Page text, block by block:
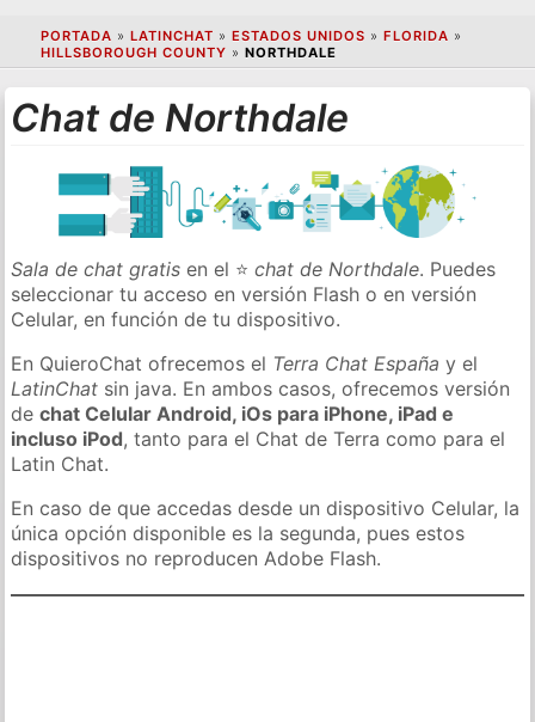
PORTADA » LATINCHAT » ESTADOS UNIDOS » FLORIDA »
HILLSBOROUGH COUNTY » NORTHDALE
Chat de Northdale
Sala de chat gratis en el ⭐chat de Northdale. Puedes
seleccionar tu acceso en versión Flash o en versión
Celular, en función de tu dispositivo.
En QuieroChat ofrecemos el Terra Chat España y el
LatinChat sin java. En ambos casos, ofrecemos versión
dechat Celular Android, iOs para iPhone, iPad e
incluso iPod, tanto para el Chat de Terra como para el
Latin Chat.
En caso de que accedas desde un dispositivo Celular, la
única opción disponible es la segunda, pues estos
dispositivos no reproducen Adobe Flash.